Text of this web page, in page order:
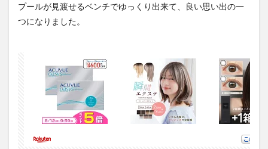
プールが見渡せるベンチでゆっくり出来て、良い思い出の一
つになりました。